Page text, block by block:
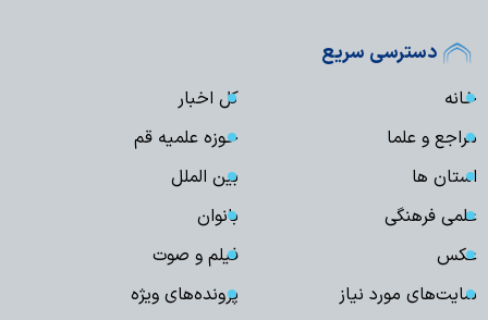
دسترسی سریع
خانه
کل اخبار
مراجع و علما
حوزه علمیه قم
استان ها
بین الملل
علمی فرهنگی
بانوان
عکس
فیلم و صوت
سایت‌های مورد نیاز
پرونده‌های ویژه